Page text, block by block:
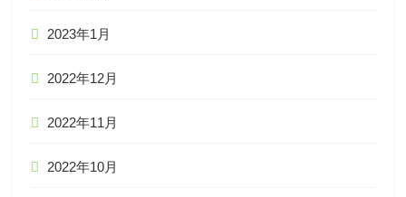
2023年1月
2022年12月
2022年11月
2022年10月